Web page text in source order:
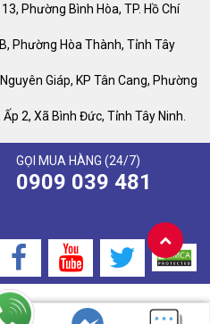
Phường Bình Hòa, TP. Hồ Chí
Phường Hòa Thành, Tỉnh Tây
Giáp, KP Tân Cang, Phường
Ấp 2, Xã Bình Đức, Tỉnh Tây Ninh.
GỌI MUA HÀNG (24/7)
0909 039 481